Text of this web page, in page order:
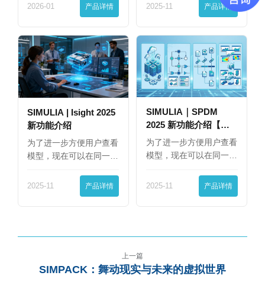
2026-01 产品详情 2025-11 产品详情
SIMULIA | Isight 2025
新功能介绍
为了进一步方便用户查看
模型，现在可以在同一
2025-11 产品详情
SIMULIA｜SPDM
2025 新功能介绍【下
篇】
为了进一步方便用户查看
模型，现在可以在同一
2025-11 产品详情
上一篇
SIMPACK：舞动现实与未来的虚拟世界